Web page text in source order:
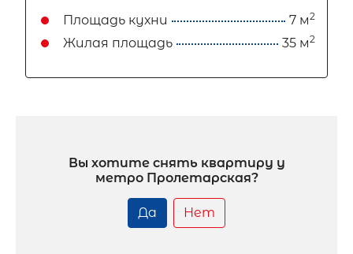
Площадь кухни 7 м2
Жилая площадь 35 м2
Вы хотите снять квартиру у
метро Пролетарская?
Да Нет